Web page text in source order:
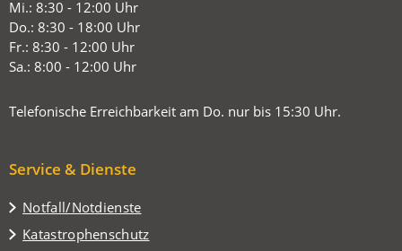
einem
neuen
Tab)
Mi.: 8:30 - 12:00 Uhr
Do.: 8:30 - 18:00 Uhr
Fr.: 8:30 - 12:00 Uhr
Sa.: 8:00 - 12:00 Uhr
Telefonische Erreichbarkeit am Do. nur bis 15:30 Uhr.
Service & Dienste
Notfall/Notdienste
Katastrophenschutz